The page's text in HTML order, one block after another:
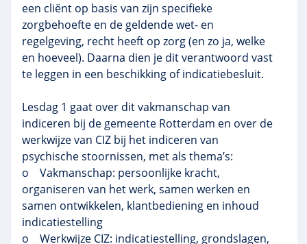
een cliënt op basis van zijn specifieke
zorgbehoefte en de geldende wet- en
regelgeving, recht heeft op zorg (en zo ja, welke
en hoeveel). Daarna dien je dit verantwoord vast
te leggen in een beschikking of indicatiebesluit.
Lesdag 1 gaat over dit vakmanschap van
indiceren bij de gemeente Rotterdam en over de
werkwijze van CIZ bij het indiceren van
psychische stoornissen, met als thema’s:
o Vakmanschap: persoonlijke kracht,
organiseren van het werk, samen werken en
samen ontwikkelen, klantbediening en inhoud
indicatiestelling
o Werkwijze CIZ: indicatiestelling, grondslagen,